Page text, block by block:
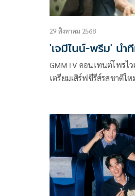
29 สิงหาคม 2568
'เจมีไนน์-พรีม' นำ
GMMTV คอนเทนต์โพรไ
เตรียมเสิร์ฟซีรีส์รสชาติใ
กันเพื่อช่วงชิงชัยชนะ หา
ปริศนาหาวิธีออกจากเกมนี้